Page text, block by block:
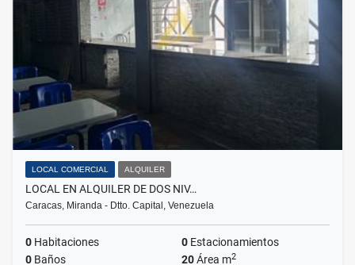
LOCAL COMERCIAL ALQUILER
LOCAL EN ALQUILER DE DOS NIV…
Caracas, Miranda - Dtto. Capital, Venezuela
0 Habitaciones 0 Estacionamientos
0 Baños 20Área m2